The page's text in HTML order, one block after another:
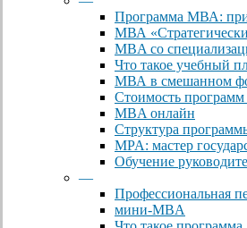
Программа МВА:
МВА
MBA со
Что такое учебный
МВА в смешанном
Стоимость
MBA онлайн
Cтруктура
MPA: мастер
Обучение
—
Профессиональная
мини-MBA